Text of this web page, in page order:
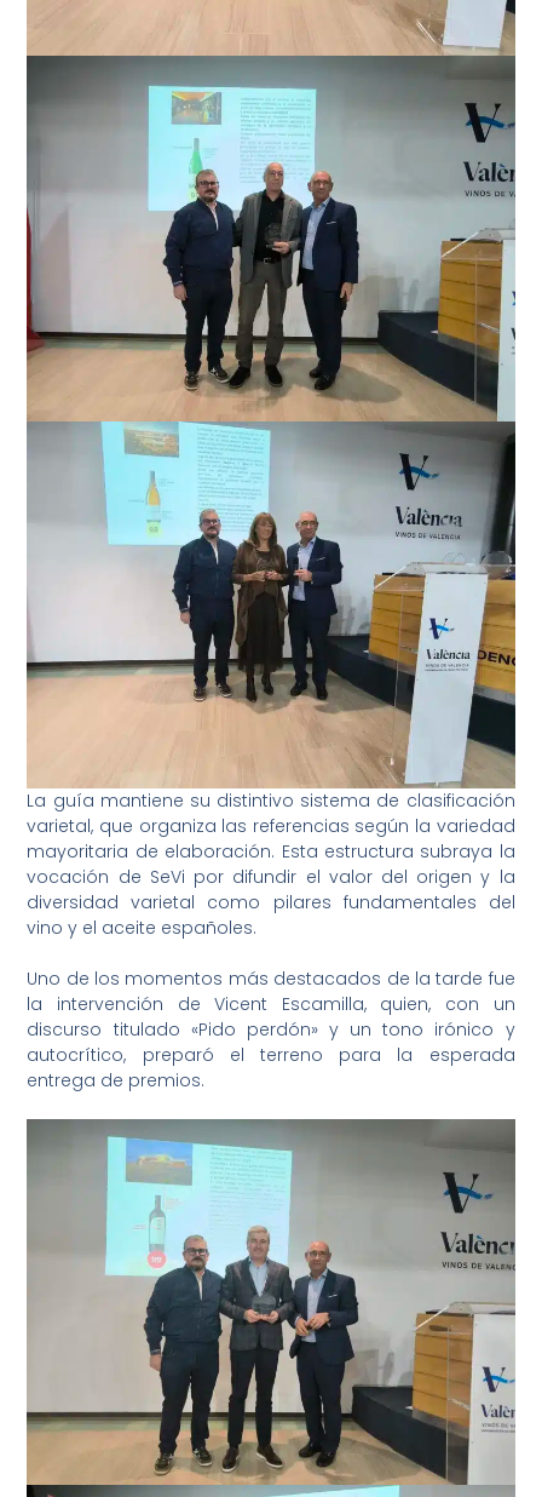
La guía mantiene su distintivo sistema de clasificación
varietal, que organiza las referencias según la variedad
mayoritaria de elaboración. Esta estructura subraya la
vocación de SeVi por difundir el valor del origen y la
diversidad varietal como pilares fundamentales del
vino y el aceite españoles.
Uno de los momentos más destacados de la tarde fue
la intervención de Vicent Escamilla, quien, con un
discurso titulado «Pido perdón» y un tono irónico y
autocrítico, preparó el terreno para la esperada
entrega de premios.